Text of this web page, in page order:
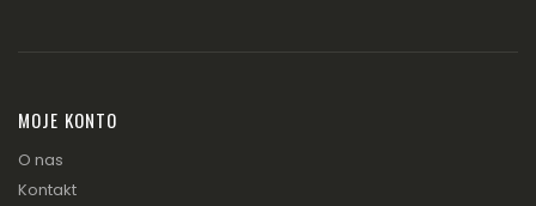
MOJE KONTO
O nas
Kontakt